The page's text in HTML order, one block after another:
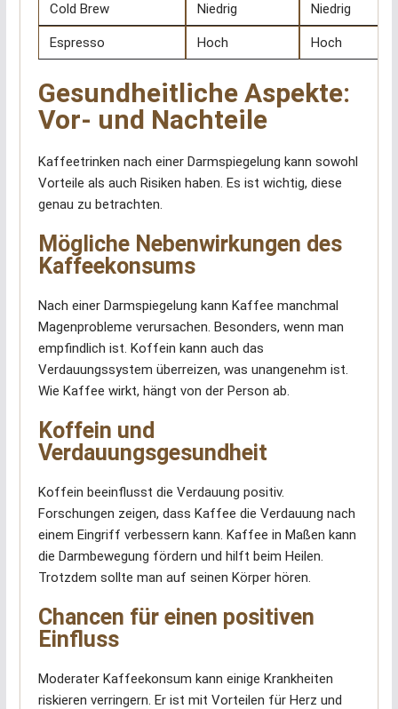
Cold Brew Niedrig Niedrig
Espresso Hoch Hoch
Gesundheitliche Aspekte:
Vor- und Nachteile
Kaffeetrinken nach einer Darmspiegelung kann sowohl
Vorteile als auch Risiken haben. Es ist wichtig, diese
genau zu betrachten.
Mögliche Nebenwirkungen des
Kaffeekonsums
Nach einer Darmspiegelung kann Kaffee manchmal
Magenprobleme verursachen. Besonders, wenn man
empfindlich ist. Koffein kann auch das
Verdauungssystem überreizen, was unangenehm ist.
Wie Kaffee wirkt, hängt von der Person ab.
Koffein und
Verdauungsgesundheit
Koffein beeinflusst die Verdauung positiv.
Forschungen zeigen, dass Kaffee die Verdauung nach
einem Eingriff verbessern kann. Kaffee in Maßen kann
die Darmbewegung fördern und hilft beim Heilen.
Trotzdem sollte man auf seinen Körper hören.
Chancen für einen positiven
Einfluss
Moderater Kaffeekonsum kann einige Krankheiten
riskieren verringern. Er ist mit Vorteilen für Herz und